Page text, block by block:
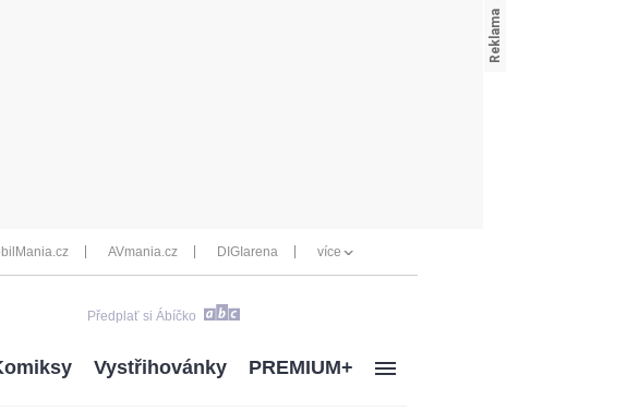
AVmania.cz DIGIarena více
Předplať si Ábíčko
Vystřihovánky PREMIUM+